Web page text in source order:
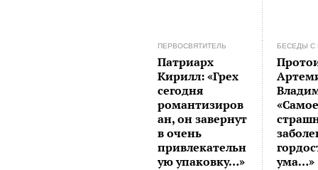
ПЕРВОСВЯТИТЕЛЬ
Патриарх
Кирилл: «Грех
сегодня
романтизиров
ан, он завернут
в очень
привлекательн
ую упаковку…»
БЕСЕДЫ С
ума…»